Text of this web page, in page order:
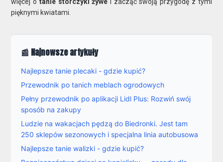
pięknymi kwiatami.
📰 Najnowsze artykuły
Najlepsze tanie plecaki - gdzie kupić?
Przewodnik po tanich meblach ogrodowych
Pełny przewodnik po aplikacji Lidl Plus: Rozwiń swój
sposób na zakupy
Ludzie na wakacjach pędzą do Biedronki. Jest tam
250 sklepów sezonowych i specjalna linia autobusowa
Najlepsze tanie walizki - gdzie kupić?